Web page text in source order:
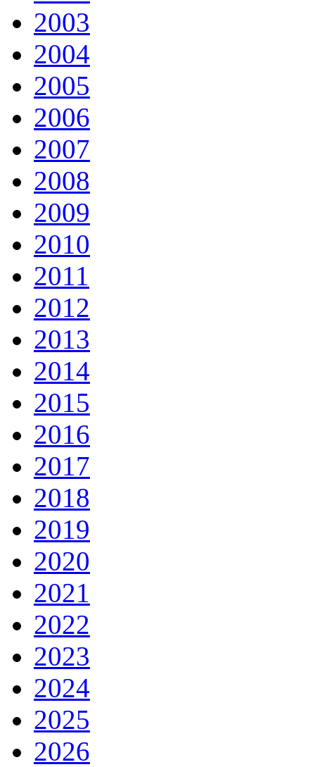
2003
2004
2005
2006
2007
2008
2009
2010
2011
2012
2013
2014
2015
2016
2017
2018
2019
2020
2021
2022
2023
2024
2025
2026